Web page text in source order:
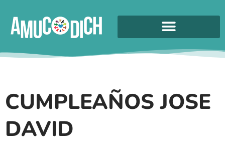
CUMPLEAÑOS JOSE
DAVID